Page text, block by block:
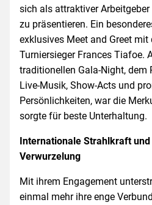
sich als attraktiver
zu präsentieren. Ein
exklusives Meet and Greet mit
Turniersieger Frances Tiafoe.
traditionellen Gala-Night, dem
Live-Musik, Show-Acts und
Persönlichkeiten, war die
sorgte für beste Unterhaltung.
Internationale Strahlkraft
Verwurzelung
Mit ihrem Engagement
einmal mehr ihre enge